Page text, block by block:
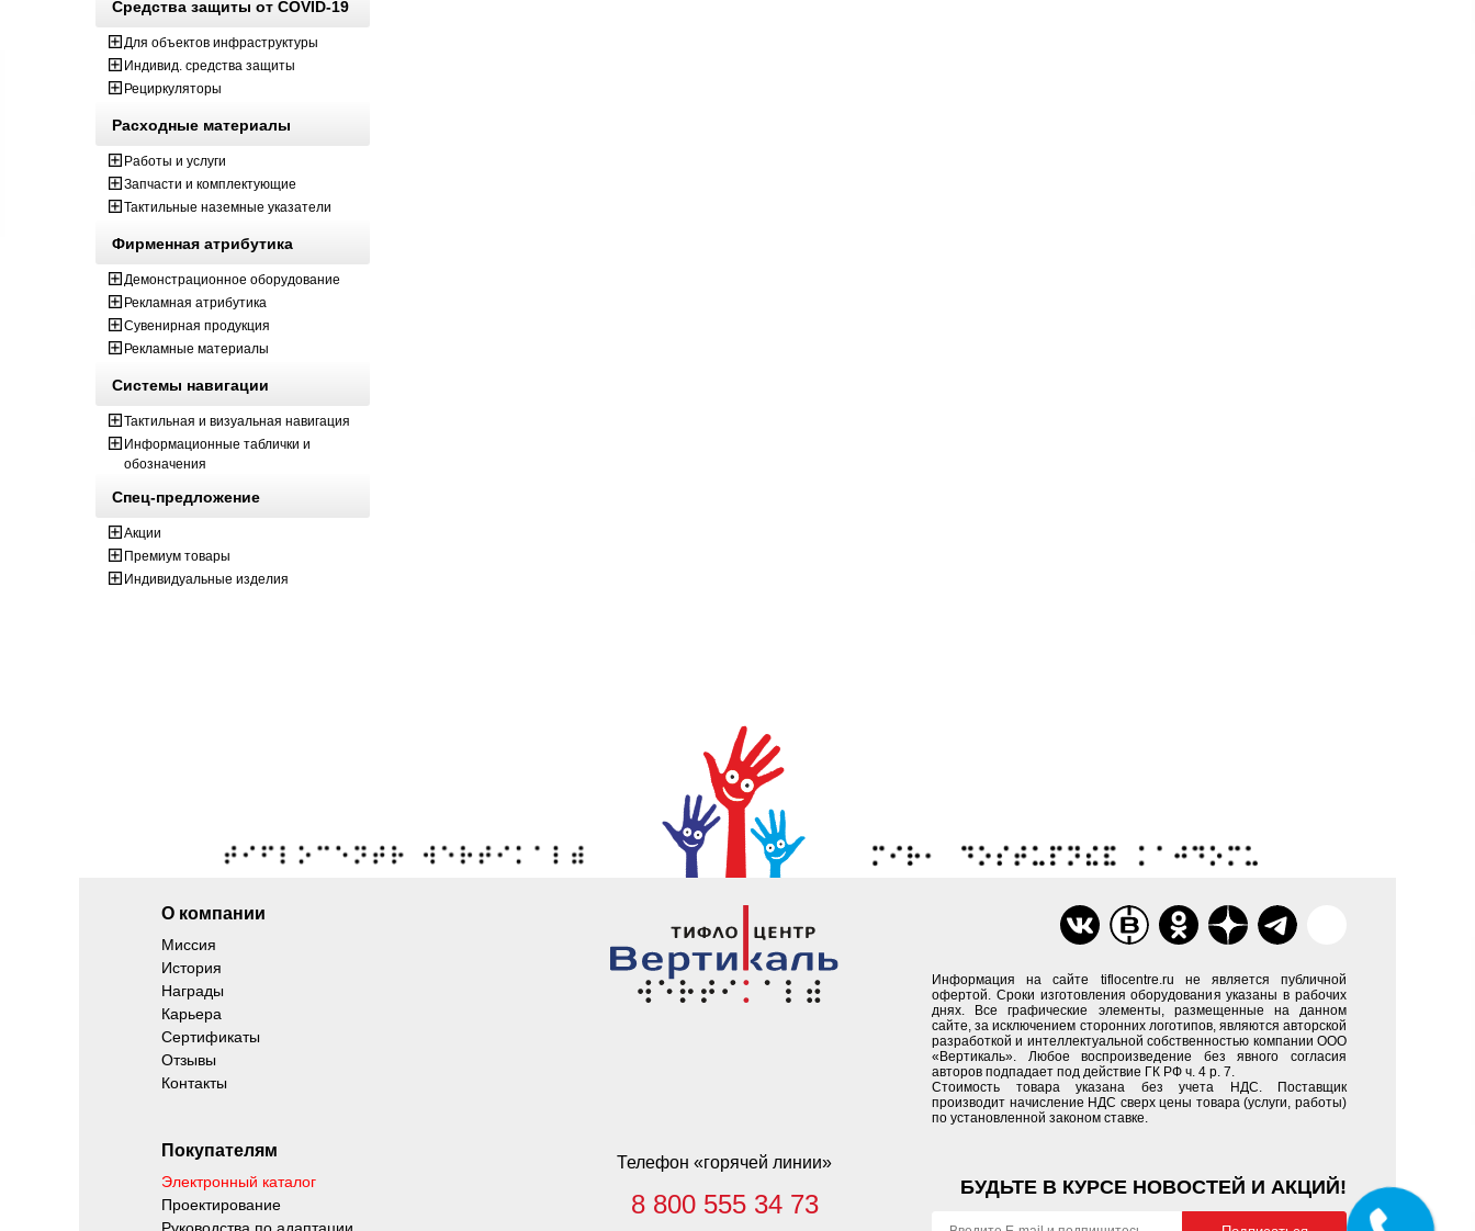
Средства защиты от COVID-19
Для объектов инфраструктуры
Индивид. средства защиты
Рециркуляторы
Расходные материалы
Работы и услуги
Запчасти и комплектующие
Тактильные наземные указатели
Фирменная атрибутика
Демонстрационное оборудование
Рекламная атрибутика
Сувенирная продукция
Рекламные материалы
Системы навигации
Тактильная и визуальная навигация
Информационные таблички и
обозначения
Спец-предложение
Акции
Премиум товары
Индивидуальные изделия
О компании
Миссия
История
Награды
Карьера
Сертификаты
Отзывы
Контакты
Информация на сайте tiflocentre.ru не является публичной
офертой. Сроки изготовления оборудования указаны в рабочих
днях. Все графические элементы, размещенные на данном
сайте, за исключением сторонних логотипов, являются авторской
разработкой и интеллектуальной собственностью компании ООО
«Вертикаль». Любое воспроизведение без явного согласия
авторов подпадает под действие ГК РФ ч. 4 р. 7.
Стоимость товара указана без учета НДС. Поставщик
производит начисление НДС сверх цены товара (услуги, работы)
по установленной законом ставке.
Покупателям
Электронный каталог
Проектирование
Телефон «горячей линии»
8 800 555 34 73
БУДЬТЕ В КУРСЕ НОВОСТЕЙ И АКЦИЙ!